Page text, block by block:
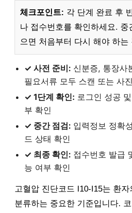
체크포인트: 각 단계 완료 후
나 접수번호를 확인하세요. 중
으면 처음부터 다시 해야 하는
✓ 사전 준비: 신분증, 통장사
필요서류 모두 스캔 또는 사
✓ 1단계 확인: 로그인 성공
부 확인
✓ 중간 점검: 입력정보 정확
드 상태 확인
✓ 최종 확인: 접수번호 발급
능 여부 확인
고혈압 진단코드 I10-I15는 환
분류하는 중요한 기준입니다.